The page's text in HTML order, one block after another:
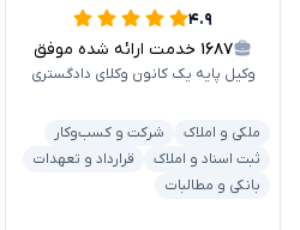
۴.۹
۱۶۸۷ خدمت ارائه شده موفق
وکیل پایه یک کانون وکلای دادگستری
ملکی و املاک
شرکت و کسب‌وکار
ثبت اسناد و املاک
قرارداد و تعهدات
بانکی و مطالبات